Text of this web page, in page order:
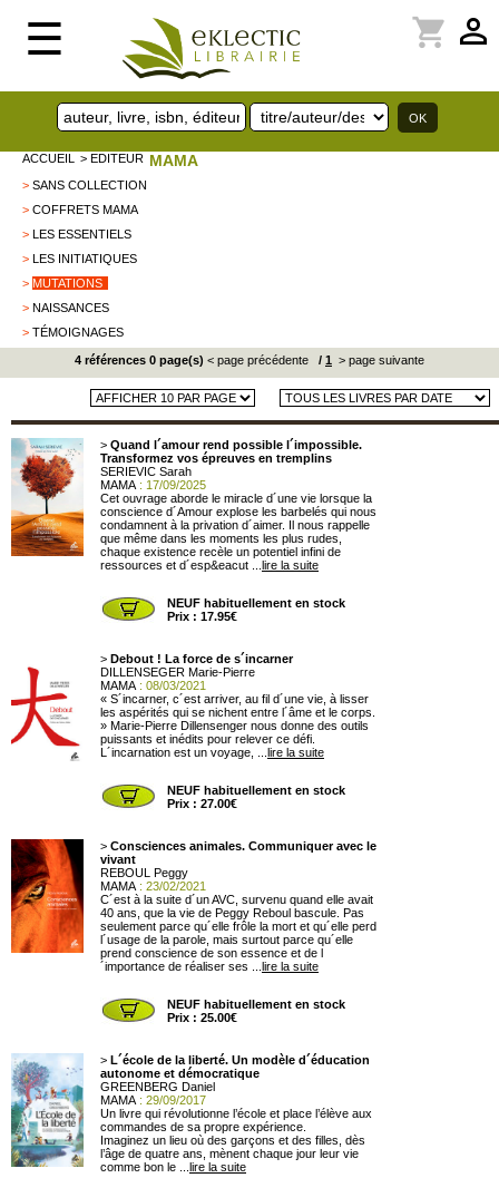
☰ perm_identity
shopping_cart
ACCUEIL > EDITEUR MAMA
> SANS COLLECTION
> COFFRETS MAMA
> LES ESSENTIELS
> LES INITIATIQUES
> MUTATIONS
> NAISSANCES
> TÉMOIGNAGES
4 références 0 page(s) < page précédente / 1 > page suivante
> Quand l´amour rend possible l´impossible.
Transformez vos épreuves en tremplins
SERIEVIC Sarah
MAMA : 17/09/2025
Cet ouvrage aborde le miracle d´une vie lorsque la
conscience d´Amour explose les barbelés qui nous
condamnent à la privation d´aimer. Il nous rappelle
que même dans les moments les plus rudes,
chaque existence recèle un potentiel infini de
ressources et d´esp&eacut ... lire la suite
NEUF habituellement en stock
Prix : 17.95€
> Debout ! La force de s´incarner
DILLENSEGER Marie-Pierre
MAMA : 08/03/2021
« S´incarner, c´est arriver, au fil d´une vie, à lisser
les aspérités qui se nichent entre l´âme et le corps.
» Marie-Pierre Dillensenger nous donne des outils
puissants et inédits pour relever ce défi.
L´incarnation est un voyage, ... lire la suite
NEUF habituellement en stock
Prix : 27.00€
> Consciences animales. Communiquer avec le
vivant
REBOUL Peggy
MAMA : 23/02/2021
C´est à la suite d´un AVC, survenu quand elle avait
40 ans, que la vie de Peggy Reboul bascule. Pas
seulement parce qu´elle frôle la mort et qu´elle perd
l´usage de la parole, mais surtout parce qu´elle
prend conscience de son essence et de l
´importance de réaliser ses ... lire la suite
NEUF habituellement en stock
Prix : 25.00€
> L´école de la liberté. Un modèle d´éducation
autonome et démocratique
GREENBERG Daniel
MAMA : 29/09/2017
Un livre qui révolutionne l’école et place l’élève aux
commandes de sa propre expérience.
Imaginez un lieu où des garçons et des filles, dès
l’âge de quatre ans, mènent chaque jour leur vie
comme bon le ... lire la suite